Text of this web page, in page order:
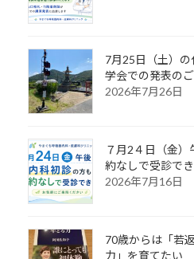
7月25日（土）
学会での発表の
2026年7月26日
７月2４日（金
約なしで受診で
2026年7月16日
70歳からは「若
力」を育てたい